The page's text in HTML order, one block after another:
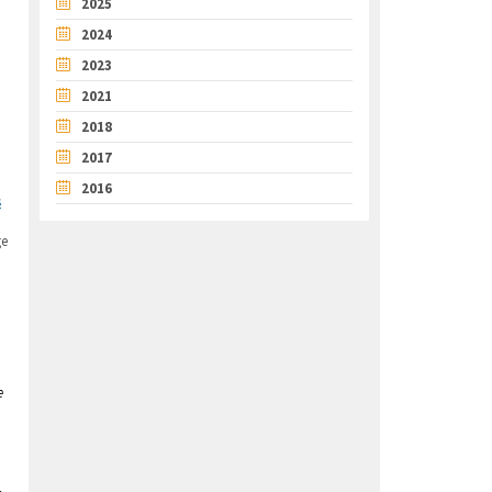
2025
2024
2023
2021
2018
2017
2016